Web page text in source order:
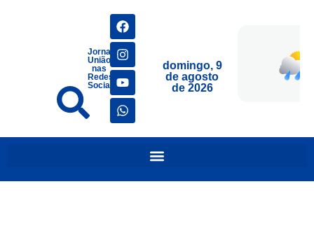
Jornais
União
nas
Redes
Sociais
domingo, 9
de agosto
de 2026